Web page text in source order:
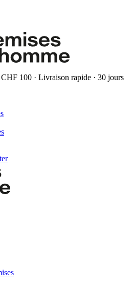
100 · Livraison rapide · 30 jours